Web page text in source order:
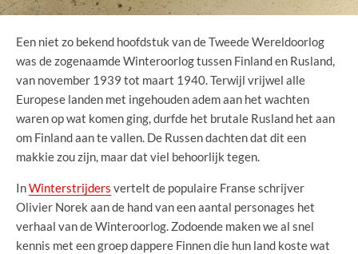
Een niet zo bekend hoofdstuk van de Tweede Wereldoorlog
was de zogenaamde Winteroorlog tussen Finland en Rusland,
van november 1939 tot maart 1940. Terwijl vrijwel alle
Europese landen met ingehouden adem aan het wachten
waren op wat komen ging, durfde het brutale Rusland het aan
om Finland aan te vallen. De Russen dachten dat dit een
makkie zou zijn, maar dat viel behoorlijk tegen.
InWinterstrijders vertelt de populaire Franse schrijver
Olivier Norek aan de hand van een aantal personages het
verhaal van de Winteroorlog. Zodoende maken we al snel
kennis met een groep dappere Finnen die hun land koste wat